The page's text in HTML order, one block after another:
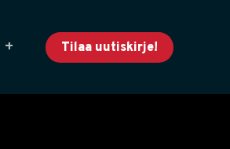
Tilaa uutiskirje!